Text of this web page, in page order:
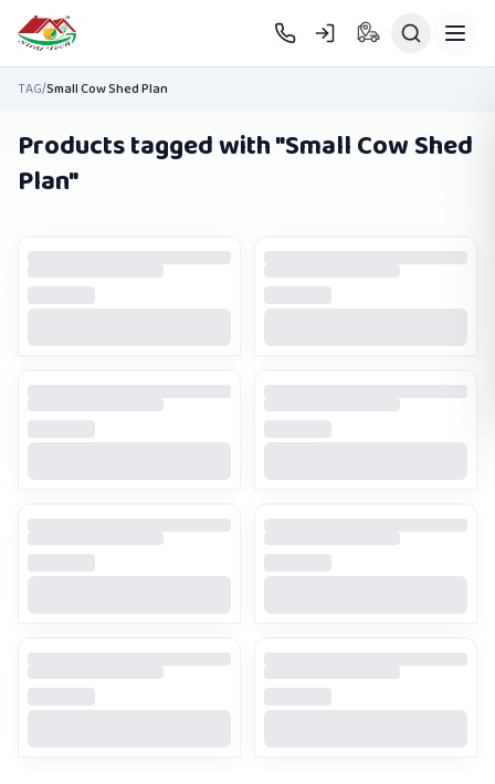
Skip to main content
TAG/Small Cow Shed Plan
Products tagged with "Small Cow Shed
Plan"